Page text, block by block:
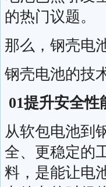
的热门议题。
那么，钢壳电
钢壳电池的技
01提升安全性
从软包电池到
全、更稳定的
料，是能让电